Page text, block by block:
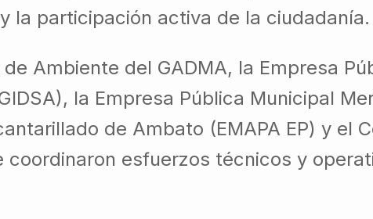
la participación activa de la ciudadanía.
Ambiente del GADMA, la Empresa
la Empresa Pública Municipal
de Ambato (EMAPA EP) y el
coordinaron esfuerzos técnicos y